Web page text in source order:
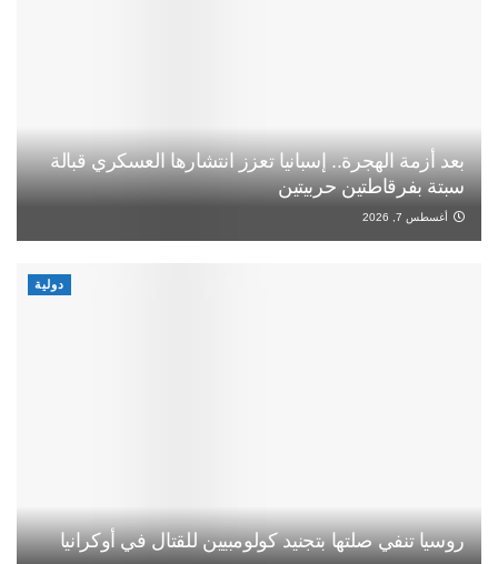
بعد أزمة الهجرة.. إسبانيا تعزز انتشارها العسكري قبالة
سبتة بفرقاطتين حربيتين
أغسطس 7, 2026
دولية
روسيا تنفي صلتها بتجنيد كولومبيين للقتال في أوكرانيا